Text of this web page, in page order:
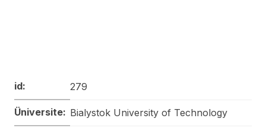
id: 279
Üniversite: Bialystok University of Technology